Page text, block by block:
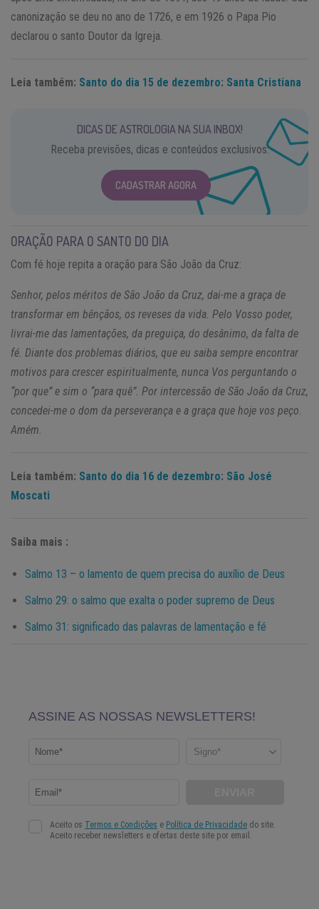
canonização se deu no ano de 1726, e em 1926 o Papa Pio
declarou o santo Doutor da Igreja.
Leia também: Santo do dia 15 de dezembro: Santa Cristiana
DICAS DE ASTROLOGIA NA SUA INBOX!
Receba previsões, dicas e conteúdos exclusivos.
CADASTRAR AGORA
ORAÇÃO PARA O SANTO DO DIA
Com fé hoje repita a oração para São João da Cruz:
Senhor, pelos méritos de São João da Cruz, dai-me a graça de
transformar em bênçãos, os reveses da vida. Pelo Vosso poder,
livrai-me das lamentações, da preguiça, do desânimo, da falta de
fé. Diante dos problemas diários, que eu saiba sempre encontrar
motivos para crescer espiritualmente, nunca Vos perguntando o
“por que” e sim o “para quê”. Por intercessão de São João da Cruz,
concedei-me o dom da perseverança e a graça que hoje vos peço.
Amém.
Leia também: Santo do dia 16 de dezembro: São José
Moscati
Saiba mais :
Salmo 13 – o lamento de quem precisa do auxílio de Deus
Salmo 29: o salmo que exalta o poder supremo de Deus
Salmo 31: significado das palavras de lamentação e fé